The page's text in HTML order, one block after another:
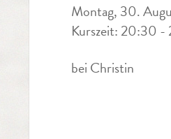
Montag, 30.
Kurszeit: 20:30 -
bei Christin